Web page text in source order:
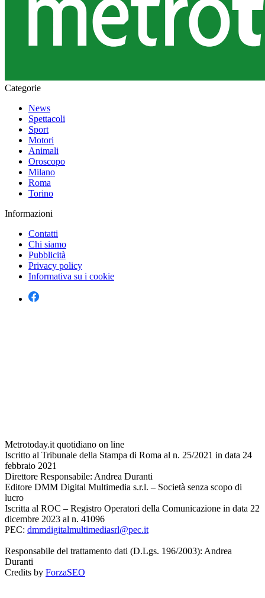
Categorie
News
Spettacoli
Sport
Motori
Animali
Oroscopo
Milano
Roma
Torino
Informazioni
Contatti
Chi siamo
Pubblicità
Privacy policy
Informativa su i cookie
Metrotoday.it quotidiano on line
Iscritto al Tribunale della Stampa di Roma al n. 25/2021 in data 24
febbraio 2021
Direttore Responsabile: Andrea Duranti
Editore DMM Digital Multimedia s.r.l. – Società senza scopo di
lucro
Iscritta al ROC – Registro Operatori della Comunicazione in data 22
dicembre 2023 al n. 41096
PEC: dmmdigitalmultimediasrl@pec.it
Responsabile del trattamento dati (D.Lgs. 196/2003): Andrea
Duranti
Credits by ForzaSEO